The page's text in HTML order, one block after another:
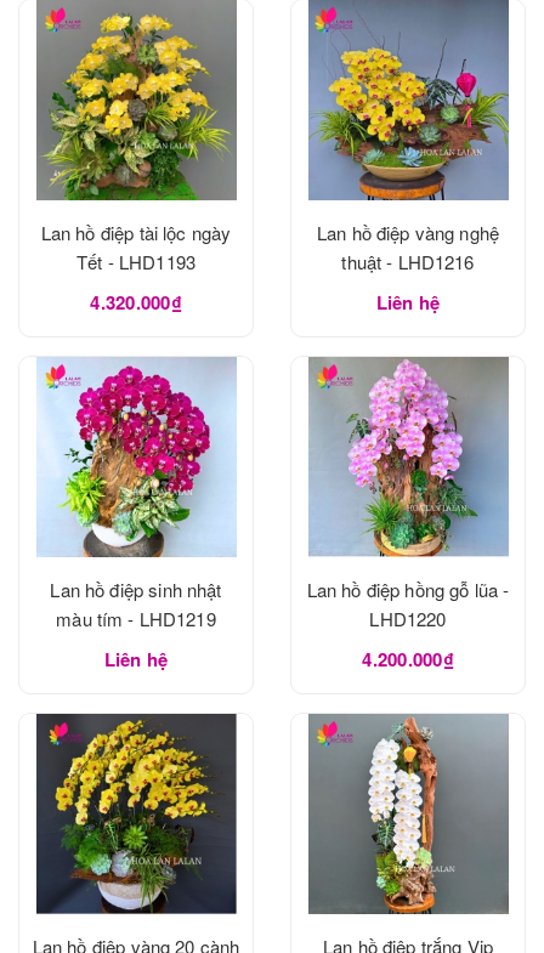
Lan hồ điệp tài lộc ngày
Tết - LHD1193
4.320.000₫
Lan hồ điệp vàng nghệ
thuật - LHD1216
Liên hệ
Lan hồ điệp sinh nhật
màu tím - LHD1219
Liên hệ
Lan hồ điệp hồng gỗ lũa -
LHD1220
4.200.000₫
Lan hồ điệp vàng 20 cành
Lan hồ điệp trắng Vip